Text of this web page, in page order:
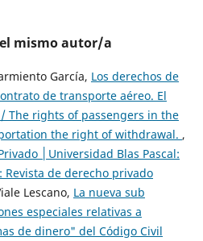
mismo autor/a
García, Los derechos de
de transporte aéreo. El
The rights of passengers in the
the right of withdrawal. ,
│Universidad Blas Pascal:
Revista de derecho privado
Lescano, La nueva sub
especiales relativas a
de dinero" del Código Civil